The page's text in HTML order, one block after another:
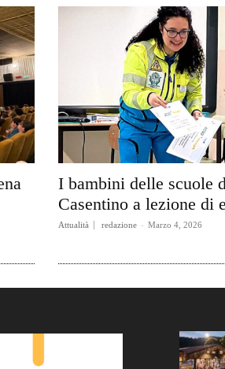
I bambini delle scuole
Casentino a lezione di
Attualità redazione - Marzo 4, 2026